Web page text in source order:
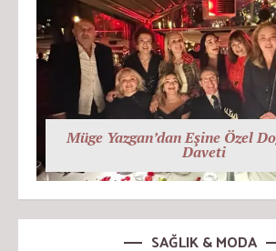
Müge Yazgan’dan Eşine Özel
Daveti
SAĞLIK & MODA